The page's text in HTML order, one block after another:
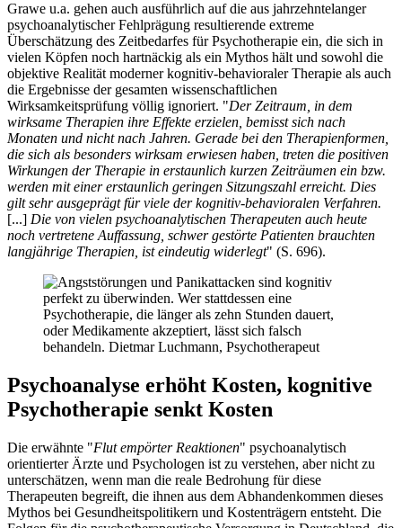
Grawe u.a. gehen auch ausführlich auf die aus jahrzehntelanger
psychoanalytischer Fehlprägung resultierende extreme
Überschätzung des Zeitbedarfes für Psychotherapie ein, die sich in
vielen Köpfen noch hartnäckig als ein Mythos hält und sowohl die
objektive Realität moderner kognitiv-behavioraler Therapie als auch
die Ergebnisse der gesamten wissenschaftlichen
Wirksamkeitsprüfung völlig ignoriert. "Der Zeitraum, in dem
wirksame Therapien ihre Effekte erzielen, bemisst sich nach
Monaten und nicht nach Jahren. Gerade bei den Therapienformen,
die sich als besonders wirksam erwiesen haben, treten die positiven
Wirkungen der Therapie in erstaunlich kurzen Zeiträumen ein bzw.
werden mit einer erstaunlich geringen Sitzungszahl erreicht. Dies
gilt sehr ausgeprägt für viele der kognitiv-behavioralen Verfahren.
[...] Die von vielen psychoanalytischen Therapeuten auch heute
noch vertretene Auffassung, schwer gestörte Patienten brauchten
langjährige Therapien, ist eindeutig widerlegt" (S. 696).
Psychoanalyse erhöht Kosten, kognitive
Psychotherapie senkt Kosten
Die erwähnte "Flut empörter Reaktionen" psychoanalytisch
orientierter Ärzte und Psychologen ist zu verstehen, aber nicht zu
unterschätzen, wenn man die reale Bedrohung für diese
Therapeuten begreift, die ihnen aus dem Abhandenkommen dieses
Mythos bei Gesundheitspolitikern und Kostenträgern entsteht. Die